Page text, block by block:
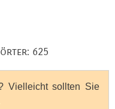
625
Vielleicht sollten Sie